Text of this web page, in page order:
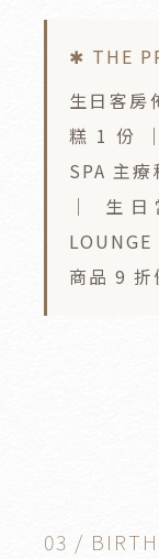
✱ THE
生日客房
糕 1 份
SPA 主
｜ 生
商品 9 折
03 /